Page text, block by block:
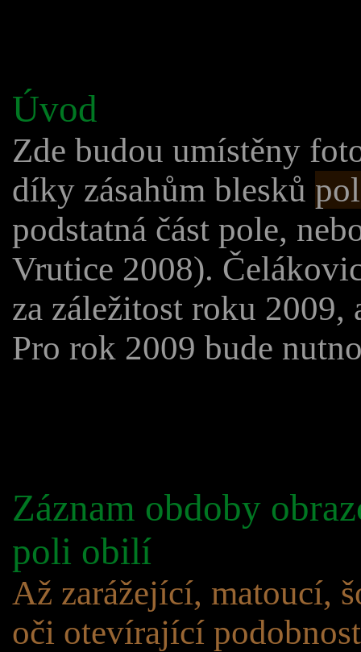
Úvod
Zde budou umístěny
díky zásahům blesků
podstatná část pole,
Vrutice 2008).
za záležitost roku 2009,
Pro rok 2009 bude
Záznam obdoby
poli obilí
Až zarážející, matoucí,
oči otevírající podobnost